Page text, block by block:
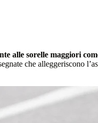
alle sorelle maggiori
che alleggeriscono